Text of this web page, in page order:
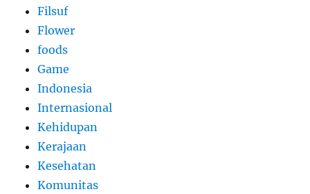
Filsuf
Flower
foods
Game
Indonesia
Internasional
Kehidupan
Kerajaan
Kesehatan
Komunitas